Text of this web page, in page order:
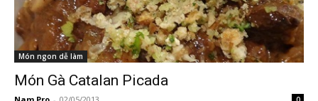
Món ngon dễ làm
Món Gà Catalan Picada